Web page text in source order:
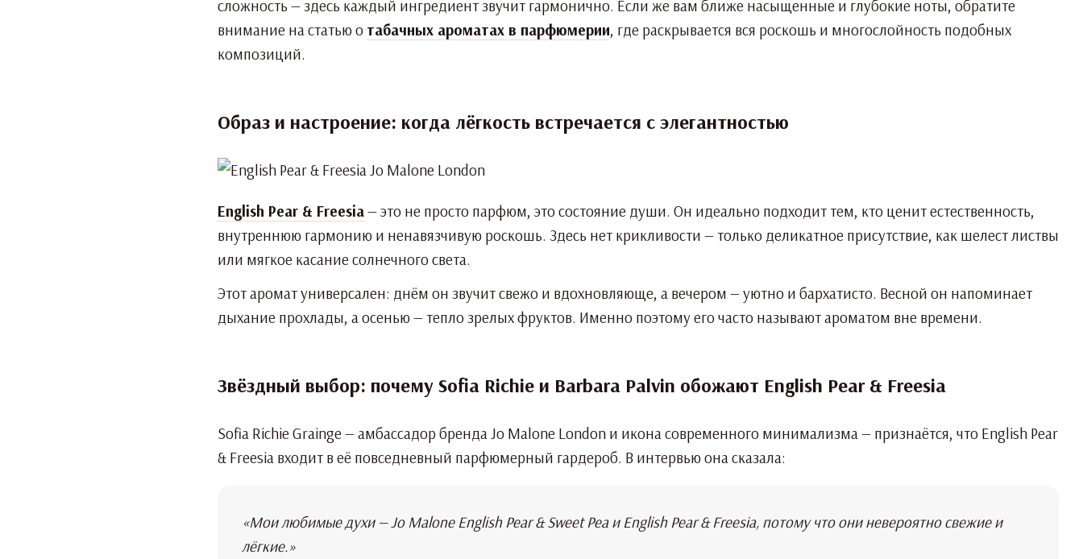
сложность — здесь каждый ингредиент звучит гармонично. Если же вам ближе насыщенные и глубокие ноты, обратите
внимание на статью о табачных ароматах в парфюмерии, где раскрывается вся роскошь и многослойность подобных
композиций.
Образ и настроение: когда лёгкость встречается с элегантностью
English Pear & Freesia— это не просто парфюм, это состояние души. Он идеально подходит тем, кто ценит естественность,
внутреннюю гармонию и ненавязчивую роскошь. Здесь нет крикливости — только деликатное присутствие, как шелест листвы
или мягкое касание солнечного света.
Этот аромат универсален: днём он звучит свежо и вдохновляюще, а вечером — уютно и бархатисто. Весной он напоминает
дыхание прохлады, а осенью — тепло зрелых фруктов. Именно поэтому его часто называют ароматом вне времени.
Звёздный выбор: почему Sofia Richie и Barbara Palvin обожают English Pear & Freesia
Sofia Richie Grainge — амбассадор бренда Jo Malone London и икона современного минимализма — признаётся, что English Pear
& Freesia входит в её повседневный парфюмерный гардероб. В интервью она сказала:
«Мои любимые духи — Jo Malone English Pear & Sweet Pea и English Pear & Freesia, потому что они невероятно свежие и
лёгкие.»